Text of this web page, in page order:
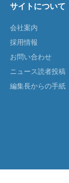
サイトについて
会社案内
採用情報
お問い合わせ
ニュース読者投稿
編集長からの手紙